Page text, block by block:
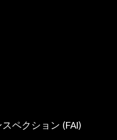
ペクション (FAI)